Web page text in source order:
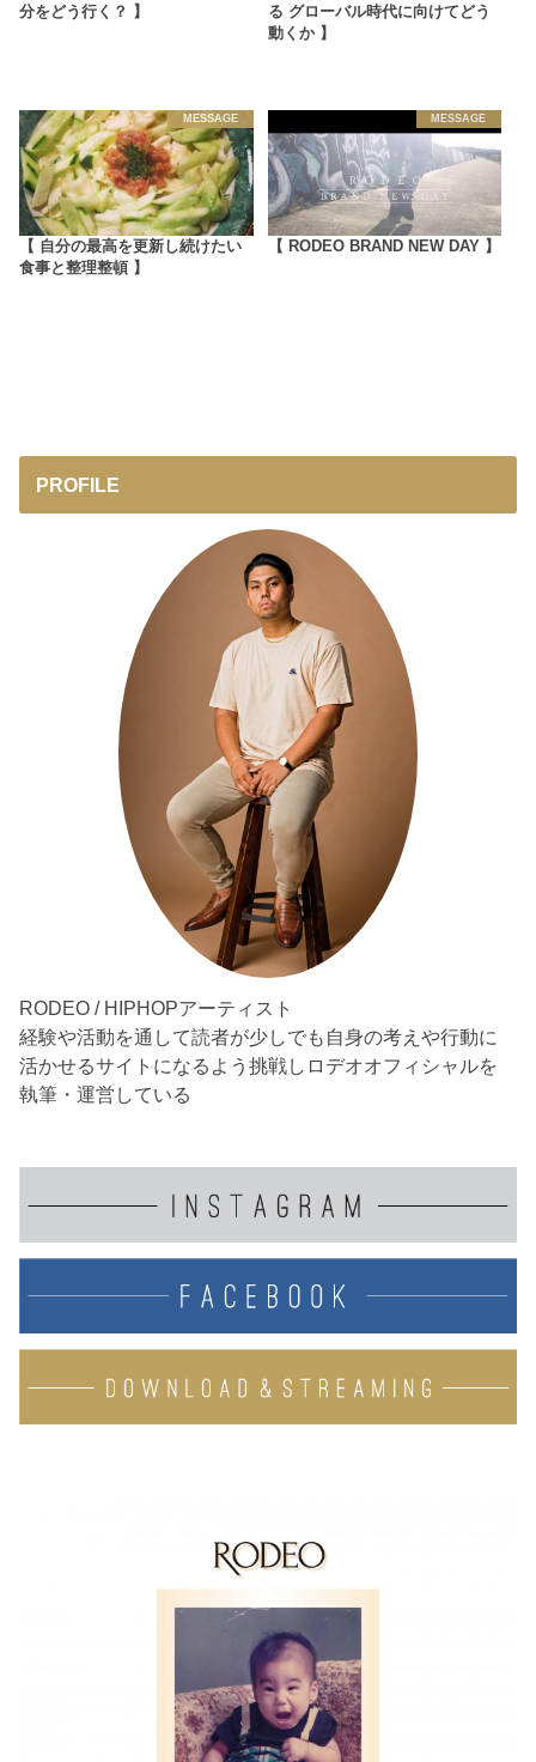
分をどう行く？ 】
る グローバル時代に向けてどう
動くか 】
MESSAGE
【 自分の最高を更新し続けたい
食事と整理整頓 】
MESSAGE
【 RODEO BRAND NEW DAY 】
PROFILE
RODEO / HIPHOPアーティスト
経験や活動を通して読者が少しでも自身の考えや行動に
活かせるサイトになるよう挑戦しロデオオフィシャルを
執筆・運営している